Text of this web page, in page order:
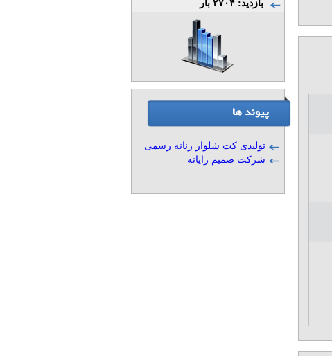
بازدید: ۲۷۰۴ بار
تولیدی کت شلوار زنانه رسمی
شرکت صمیم رایانه